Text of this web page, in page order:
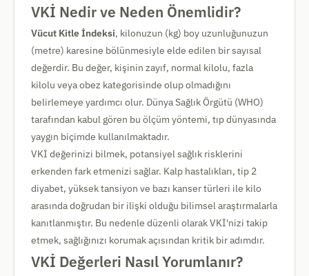
VKİ Nedir ve Neden Önemlidir?
Vücut Kitle İndeksi, kilonuzun (kg) boy uzunluğunuzun
(metre) karesine bölünmesiyle elde edilen bir sayısal
değerdir. Bu değer, kişinin zayıf, normal kilolu, fazla
kilolu veya obez kategorisinde olup olmadığını
belirlemeye yardımcı olur. Dünya Sağlık Örgütü (WHO)
tarafından kabul gören bu ölçüm yöntemi, tıp dünyasında
yaygın biçimde kullanılmaktadır.
VKİ değerinizi bilmek, potansiyel sağlık risklerini
erkenden fark etmenizi sağlar. Kalp hastalıkları, tip 2
diyabet, yüksek tansiyon ve bazı kanser türleri ile kilo
arasında doğrudan bir ilişki olduğu bilimsel araştırmalarla
kanıtlanmıştır. Bu nedenle düzenli olarak VKİ'nizi takip
etmek, sağlığınızı korumak açısından kritik bir adımdır.
VKİ Değerleri Nasıl Yorumlanır?